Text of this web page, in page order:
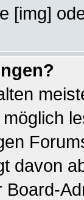
[img]
davon